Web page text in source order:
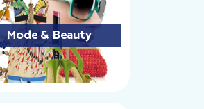
Mode & Beauty